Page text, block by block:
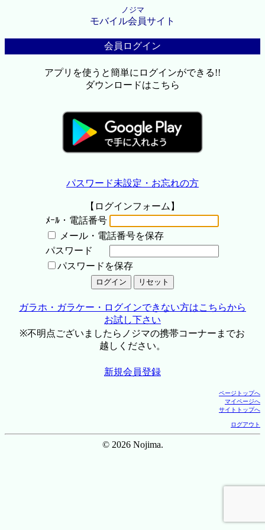
ノジマ
モバイル会員サイト
会員ログイン
アプリを使うと簡単にログインができる!!
ダウンロードはこちら
パスワード未設定・お忘れの方
【ログインフォーム】
ﾒｰﾙ・電話番号
メール・電話番号を保存
パスワード
パスワードを保存
ガラホ・ガラケー・ログインできない方はこちらから
お試し下さい
※不明点ございましたらノジマの携帯コーナーまでお
越しください。
新規会員登録
ページトップへ
マイページへ
サイトトップへ
ログアウト
© 2026 Nojima.